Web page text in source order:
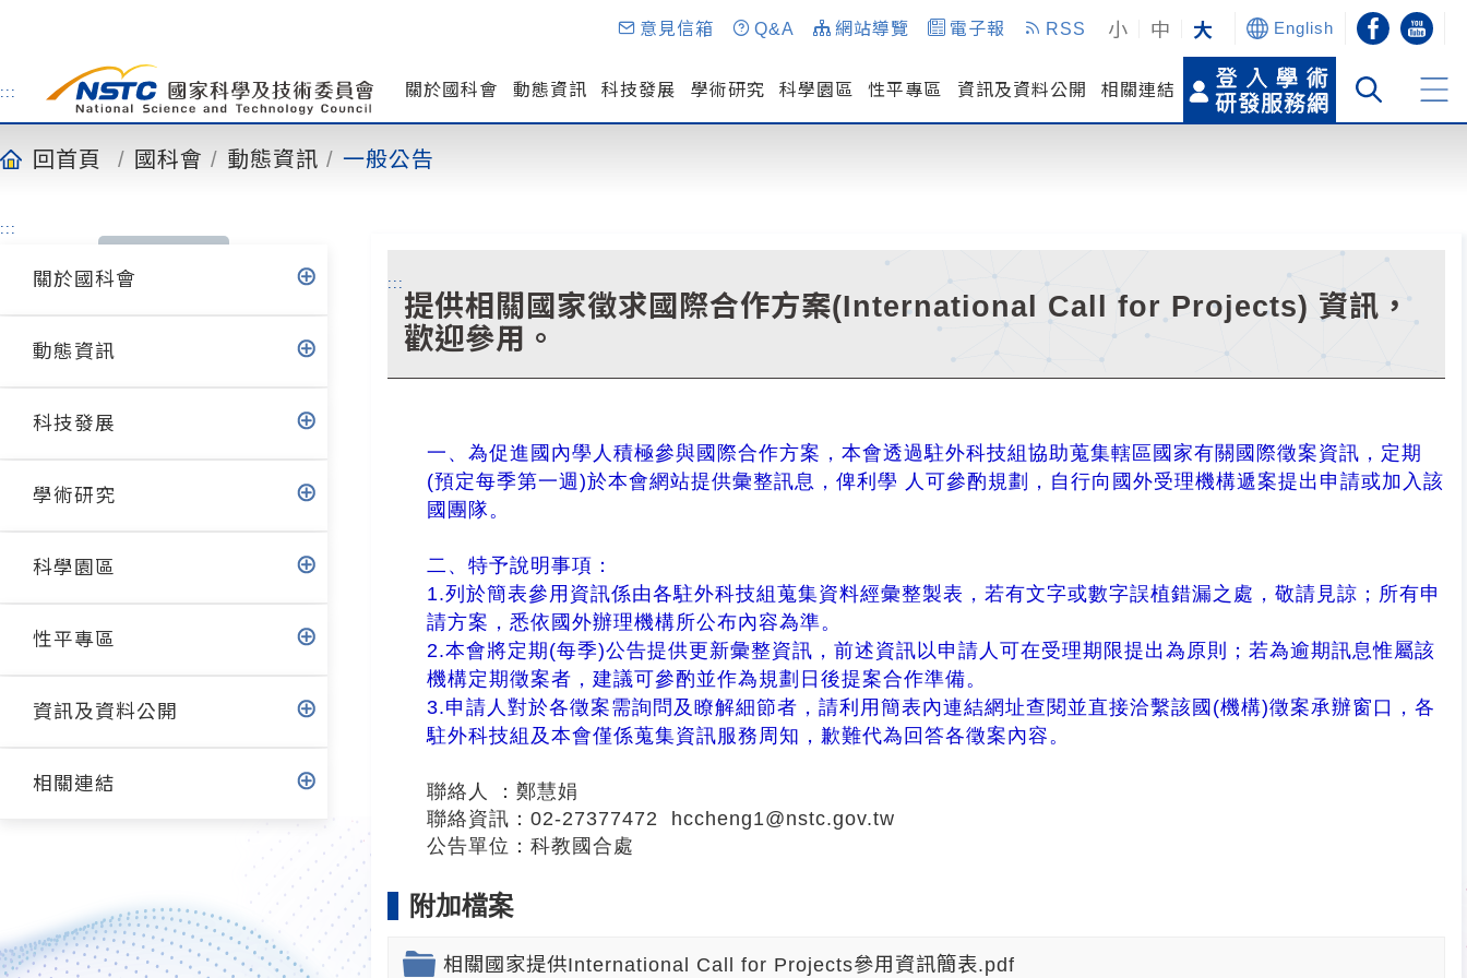
內
意見信箱 Q&A 網站導覽 電子報 RSS 小 中 大 English
::: 關於國科會 動態資訊 科技發展 學術研究 科學園區 性平專區 資訊及資料公開 相關連結
回首頁 國科會 動態資訊 一般公告
:::
關於國科會
動態資訊
科技發展
學術研究
科學園區
性平專區
資訊及資料公開
相關連結
:::
提供相關國家徵求國際合作方案(International Call for Projects) 資訊，
歡迎參用。
一、為促進國內學人積極參與國際合作方案，本會透過駐外科技組協助蒐集轄區國家有關國際徵案資訊，定期
(預定每季第一週)於本會網站提供彙整訊息，俾利學 人可參酌規劃，自行向國外受理機構遞案提出申請或加入該
國團隊。
二、特予說明事項：
1.列於簡表參用資訊係由各駐外科技組蒐集資料經彙整製表，若有文字或數字誤植錯漏之處，敬請見諒；所有申
請方案，悉依國外辦理機構所公布內容為準。
2.本會將定期(每季)公告提供更新彙整資訊，前述資訊以申請人可在受理期限提出為原則；若為逾期訊息惟屬該
機構定期徵案者，建議可參酌並作為規劃日後提案合作準備。
3.申請人對於各徵案需詢問及瞭解細節者，請利用簡表內連結網址查閱並直接洽繫該國(機構)徵案承辦窗口，各
駐外科技組及本會僅係蒐集資訊服務周知，歉難代為回答各徵案內容。
聯絡人 ：鄭慧娟
聯絡資訊：02-27377472 hccheng1@nstc.gov.tw
公告單位：科教國合處
附加檔案
相關國家提供International Call for Projects參用資訊簡表.pdf